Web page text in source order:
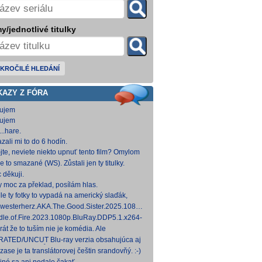
jednotlivé titulky
HLEDÁNÍ
Z FÓRA
mi to do 6 hodín.
neviete niekto upnuť tento film? Omylom
ho vymazal a neviem ho nikde nájsť. Robil
na
to smazané (WS). Zůstali jen ty titulky.
děkuji.
moc za překlad, posílám hlas.
ty fotky to vypadá na americký slaďák,
opak je pravdou..... Kdysi jsem četl i
cinepth [5,88 GB] Nemecké
[18,74 GB]
že to tuším nie je komédia. Ale
sa môže konať. Možno príde aj
pes a tomu
UNCUT Blu-ray verzia obsahujúca aj
Skarsgårda, explicitnejšie zábery sexu
je ta translátorovej češtin srandovňý. :-)